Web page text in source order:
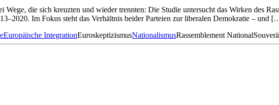
die sich kreuzten und wieder trennten: Die Studie untersucht das Wirken des
Im Fokus steht das Verhältnis beider Parteien zur liberalen Demokratie – und
Europäische IntegrationEuroskeptizismusNationalismusRassemblement National